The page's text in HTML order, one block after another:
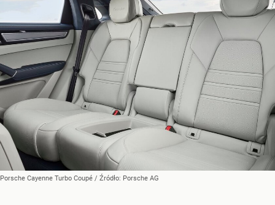
Porsche Cayenne Turbo Coupé / Źródło: Porsche AG